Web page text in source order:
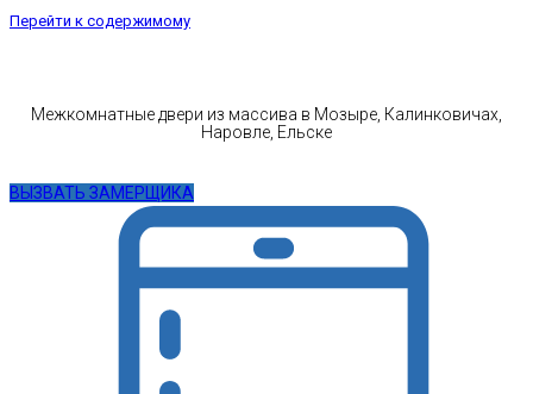
Перейти к содержимому
Межкомнатные двери из массива в Мозыре, Калинковичах,
Наровле, Ельске
ВЫЗВАТЬ ЗАМЕРЩИКА